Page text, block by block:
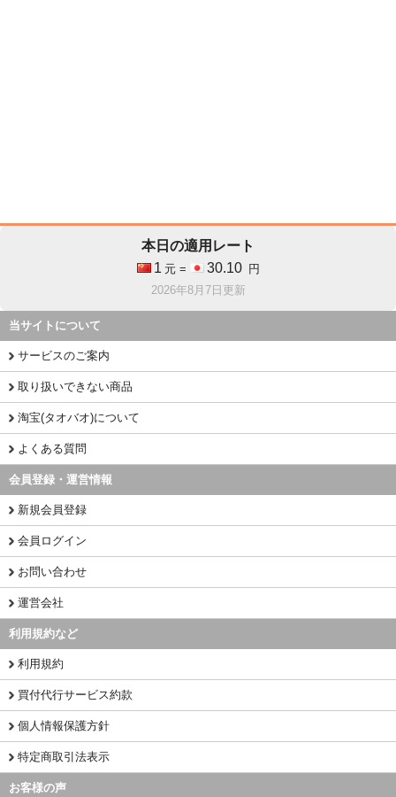
本日の適用レート
1 元 = 30.10
円
2026年8月7日更新
当サイトについて
サービスのご案内
取り扱いできない商品
淘宝(タオバオ)について
よくある質問
会員登録・運営情報
新規会員登録
会員ログイン
お問い合わせ
運営会社
利用規約など
利用規約
買付代行サービス約款
個人情報保護方針
特定商取引法表示
お客様の声